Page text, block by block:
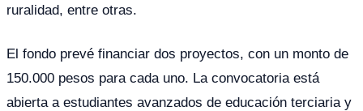
ruralidad, entre otras.
El fondo prevé financiar dos proyectos, con un monto de
150.000 pesos para cada uno. La convocatoria está
abierta a estudiantes avanzados de educación terciaria y